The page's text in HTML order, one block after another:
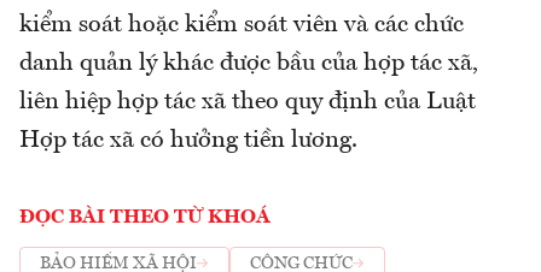
kiểm soát hoặc kiểm soát viên và các chức
danh quản lý khác được bầu của hợp tác xã,
liên hiệp hợp tác xã theo quy định của Luật
Hợp tác xã có hưởng tiền lương.
ĐỌC BÀI THEO TỪ KHOÁ
BẢO HIỂM XÃ HỘI CÔNG CHỨC